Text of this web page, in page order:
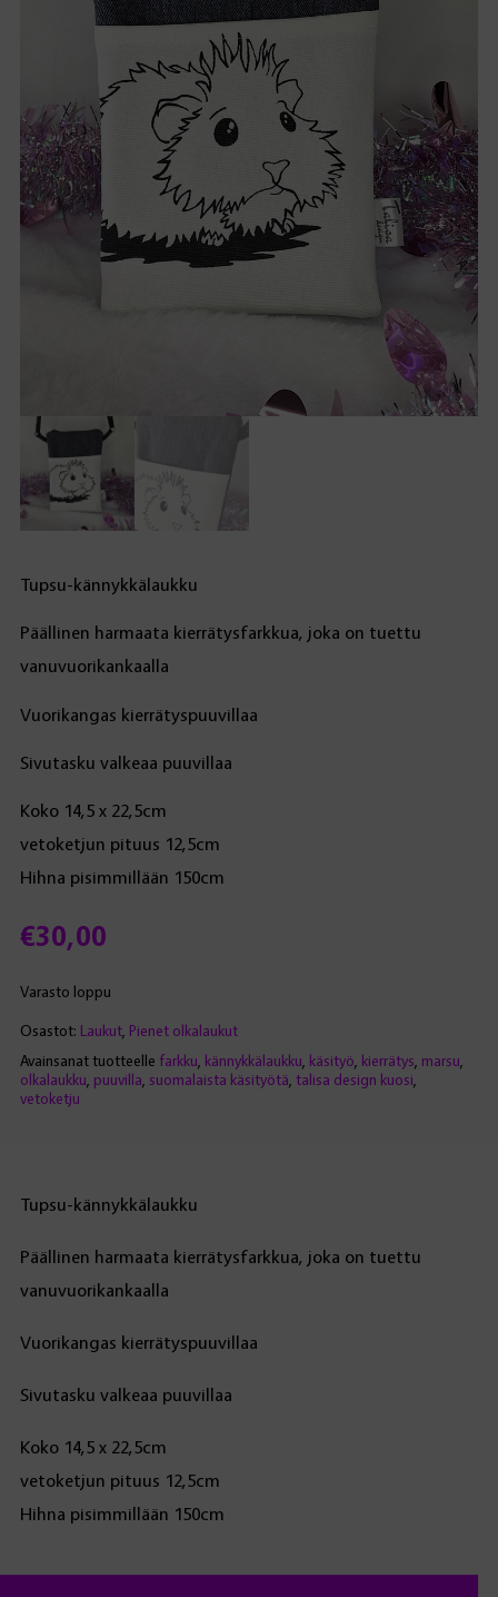
€30,00
Tupsu-kännykkälaukku
Päällinen harmaata kierrätysfarkkua, joka on tuettu
vanuvuorikankaalla
Vuorikangas kierrätyspuuvillaa
Sivutasku valkeaa puuvillaa
Koko 14,5 x 22,5cm
vetoketjun pituus 12,5cm
Hihna pisimmillään 150cm
Varasto loppu
Osastot: Laukut, Pienet olkalaukut
Avainsanat tuotteelle farkku kännykkälaukku käsityö kierrätys marsu
olkalaukku puuvilla suomalaista käsityötä talisa design kuosi
vetoketju
Tupsu-kännykkälaukku
Päällinen harmaata kierrätysfarkkua, joka on tuettu
vanuvuorikankaalla
Vuorikangas kierrätyspuuvillaa
Sivutasku valkeaa puuvillaa
Koko 14,5 x 22,5cm
vetoketjun pituus 12,5cm
Hihna pisimmillään 150cm